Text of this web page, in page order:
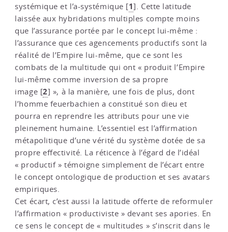
systémique et l’a-systémique [1]
. Cette latitude
laissée aux hybridations multiples compte moins
que l’assurance portée par le concept lui-même :
l’assurance que ces agencements productifs sont la
réalité de l’Empire lui-même, que ce sont les
combats de la multitude qui ont « produit l’Empire
lui-même comme inversion de sa propre
image [2] », à la manière, une fois de plus, dont
l’homme feuerbachien a constitué son dieu et
pourra en reprendre les attributs pour une vie
pleinement humaine. L’essentiel est l’affirmation
métapolitique d’une vérité du système dotée de sa
propre effectivité. La réticence à l’égard de l’idéal
« productif » témoigne simplement de l’écart entre
le concept ontologique de production et ses avatars
empiriques.
Cet écart, c’est aussi la latitude offerte de reformuler
l’affirmation « productiviste » devant ses apories. En
ce sens le concept de « multitudes » s’inscrit dans le